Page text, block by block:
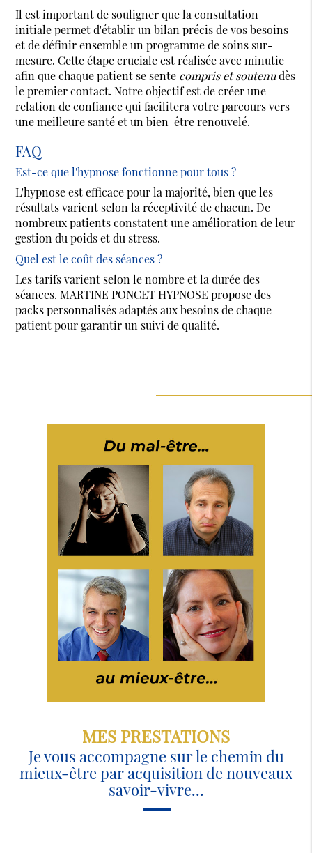
Il est important de souligner que la consultation
initiale permet d'établir un bilan précis de vos besoins
et de définir ensemble un programme de soins sur-
mesure. Cette étape cruciale est réalisée avec minutie
afin que chaque patient se sente compris et soutenudès
le premier contact. Notre objectif est de créer une
relation de confiance qui facilitera votre parcours vers
une meilleure santé et un bien-être renouvelé.
FAQ
Est-ce que l'hypnose fonctionne pour tous ?
L'hypnose est efficace pour la majorité, bien que les
résultats varient selon la réceptivité de chacun. De
nombreux patients constatent une amélioration de leur
gestion du poids et du stress.
Quel est le coût des séances ?
Les tarifs varient selon le nombre et la durée des
séances. MARTINE PONCET HYPNOSE propose des
packs personnalisés adaptés aux besoins de chaque
patient pour garantir un suivi de qualité.
MES PRESTATIONS
Je vous accompagne sur le chemin du
mieux-être par acquisition de nouveaux
savoir-vivre...